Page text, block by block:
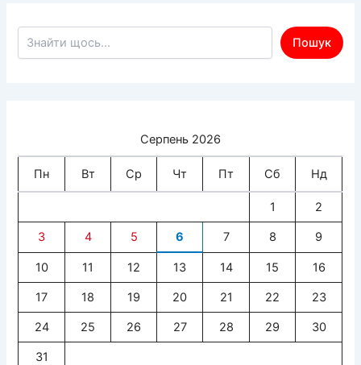
Пошук
Серпень 2026
Пн Вт Ср Чт Пт Сб Нд
1 2
3 4 5 6 7 8 9
10 11 12 13 14 15 16
17 18 19 20 21 22 23
24 25 26 27 28 29 30
31